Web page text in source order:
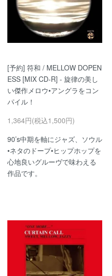
[予約] 符和 / MELLOW DOPEN
ESS [MIX CD-R] - 旋律の美し
い傑作メロウ•アングラをコン
パイル！
1,364円(税込1,500円)
90’s中期を軸にジャズ、ソウル
•ネタのドープ•ヒップホップを
心地良いグルーヴで味わえる
作品です。